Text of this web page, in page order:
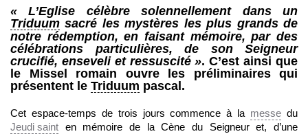
« L’Eglise célèbre solennellement dans un
Triduum sacré les mystères les plus grands de
notre rédemption, en faisant mémoire, par des
célébrations particulières, de son Seigneur
crucifié, enseveli et ressuscité ». C’est ainsi que
le Missel romain ouvre les préliminaires qui
présentent le Triduum pascal.
Cet espace-temps de trois jours commence à la messe du
Jeudi saint en mémoire de la Cène du Seigneur et, d’une